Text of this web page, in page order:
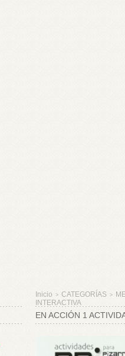
Inicio > CATEGORÍAS >
INTERACTIVA
EN ACCIÓN 1